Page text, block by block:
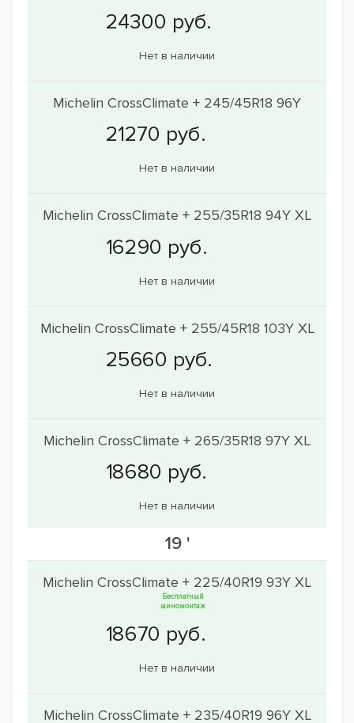
Нет в наличии
Michelin CrossClimate + 245/45R18 96Y
Нет в наличии
Michelin CrossClimate + 255/35R18 94Y XL
Нет в наличии
Michelin CrossClimate + 255/45R18 103Y XL
Нет в наличии
Michelin CrossClimate + 265/35R18 97Y XL
Нет в наличии
19 '
Michelin CrossClimate + 225/40R19 93Y XL
Бесплатный
шиномонтаж
Нет в наличии
Michelin CrossClimate + 235/40R19 96Y XL